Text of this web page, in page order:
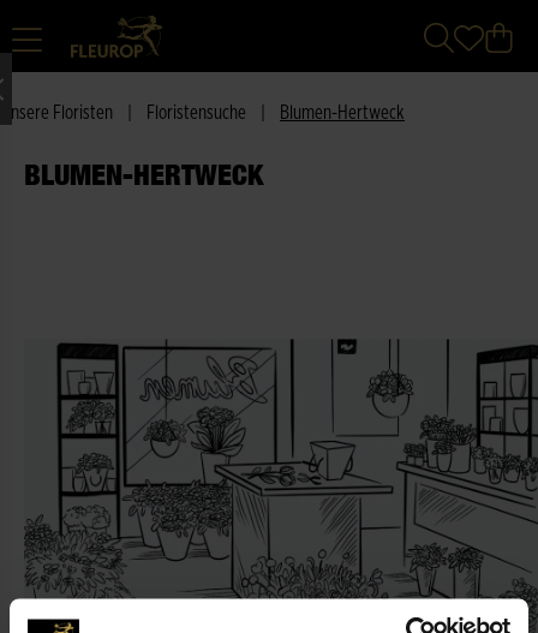
Unsere Floristen Floristensuche Blumen-Hertweck
BLUMEN-HERTWECK